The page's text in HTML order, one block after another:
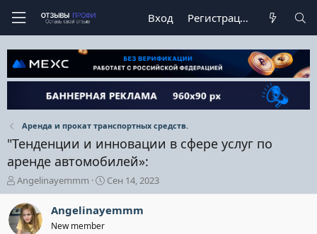
Вход Регистрация
Аренда и прокат транспортных средств.
"Тенденции и инновации в сфере услуг по
аренде автомобилей»:
А
в
т
о
р
Angelinayemmm
Д
а
а
Сен 14, 2023
Angelinayemmm
New member